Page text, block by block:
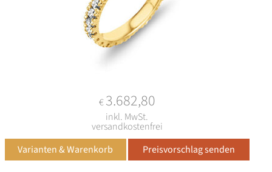
€3.682,80
inkl. MwSt.
versandkostenfrei